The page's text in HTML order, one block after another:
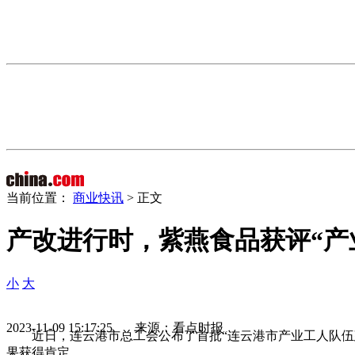
当前位置： 商业快讯 > 正文
产改进行时，紫燕食品获评“
小 大
2023-11-09 15:17:25 来源：看点时报
近日，连云港市总工会公布了首批“连云港市产业工人队
果获得肯定。